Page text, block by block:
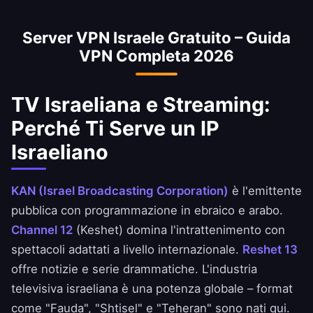
Mediterraneo.
potrebbero segnalare accessi da IP stranieri –
il nostro IP di Tel Aviv garantisce un accesso
Server VPN Israele Gratuito – Guida
VPN Completa 2026
TV Israeliana e Streaming:
Perché Ti Serve un IP
Israeliano
KAN (Israel Broadcasting Corporation) è l'emittente
pubblica con programmazione in ebraico e arabo.
Channel 12 (Keshet) domina l'intrattenimento con
spettacoli adattati a livello internazionale. Reshet 13
offre notizie e serie drammatiche. L'industria
televisiva israeliana è una potenza globale – format
come "Fauda", "Shtisel" e "Teheran" sono nati qui.